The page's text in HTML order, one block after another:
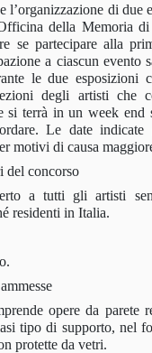
l’organizzazione di due
della Memoria
se partecipare alla
a ciascun evento
le due esposizioni
degli artisti che
si terrà in un week end
Le date indicate
motivi di causa
del concorso
a tutti gli artisti
residenti in Italia.
opere da parete
tipo di supporto, nel
protette da vetri.